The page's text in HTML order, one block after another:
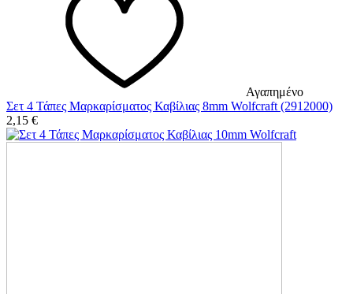
Αγαπημένο
Σετ 4 Τάπες Μαρκαρίσματος Καβίλιας 8mm Wolfcraft (2912000)
2,15 €